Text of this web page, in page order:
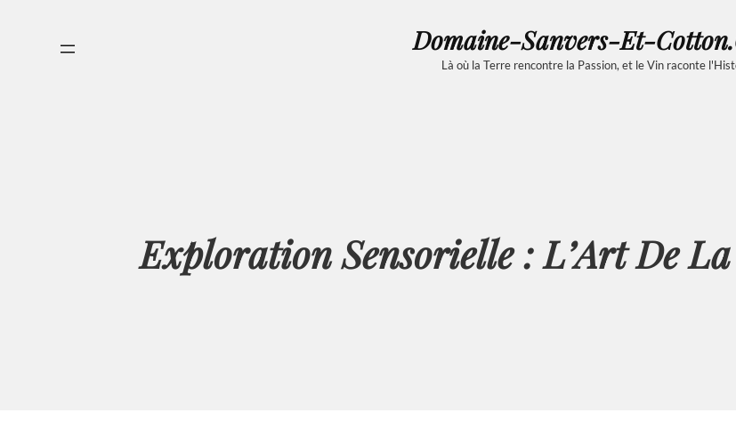
Domaine-Sanvers-Et-
Là où la Terre rencontre la Passion, et le Vin raconte
Exploration Sensorielle : L’Art De